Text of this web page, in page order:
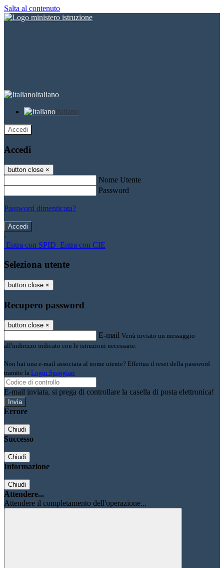
Salta al contenuto
Italiano
Italiano
Accedi
Accedi
button close ×
Nome Utente
Password
Password dimenticata?
-
Entra con SPID Entra con CIE
Seleziona utente
button close ×
Recupero password
button close ×
E-mail Verrà inviato un messaggio
all'indirizzo indicato con le istruzioni necessarie.
Non hai una e-mail associata al nome utente? Effettua il reset della password
tramite la Login Spaggiari
E-mail inviata, si prega di controllare la casella di posta elettronica!
Errore
Chiudi
Successo
Chiudi
Informazione
Chiudi
Attendere...
Attendere il completamento dell'operazione...